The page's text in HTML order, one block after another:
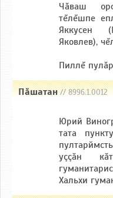
Чăваш
тĕлĕшпе
Яккусен
Яковлев),
Пиллĕ
Пăшатан// 8996.1.0012
Юрий
тата
уççăн
Хальхи